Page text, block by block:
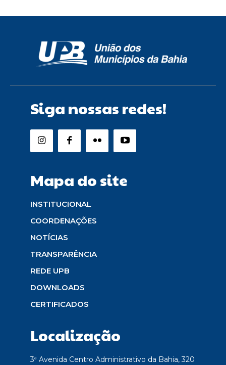
Siga nossas redes!
Mapa do site
INSTITUCIONAL
COORDENAÇÕES
NOTÍCIAS
TRANSPARÊNCIA
REDE UPB
DOWNLOADS
CERTIFICADOS
Localização
3ª Avenida Centro Administrativo da Bahia, 320